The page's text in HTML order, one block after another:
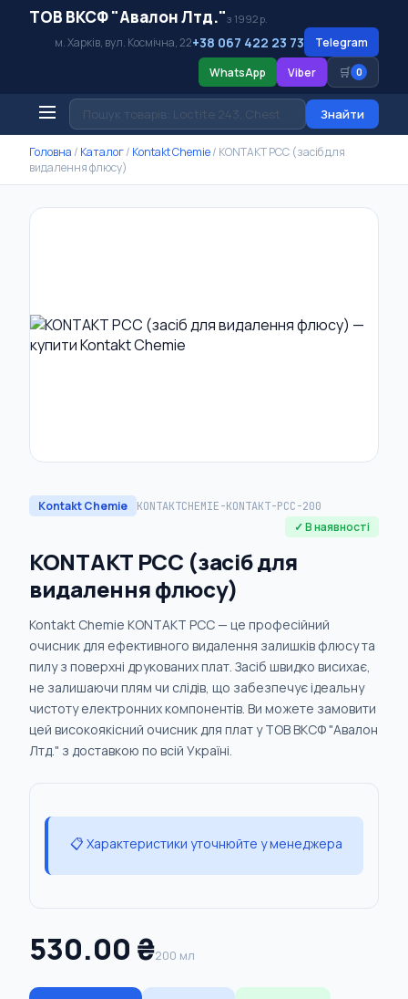
ТОВ ВКСФ "Авалон Лтд."з 1992 р.
м. Харків, вул. Космічна, 22+38 067 422 23 73
Telegram
WhatsApp
Viber 🛒 0
Знайти
Головна / Каталог/ Kontakt Chemie/ KONTAKT PCC (засіб для
видалення флюсу)
Kontakt Chemie KONTAKTCHEMIE-KONTAKT-PCC-200
✓ В наявності
KONTAKT PCC (засіб для
видалення флюсу)
Kontakt Chemie KONTAKT PCC — це професійний
очисник для ефективного видалення залишків флюсу та
пилу з поверхні друкованих плат. Засіб швидко висихає,
не залишаючи плям чи слідів, що забезпечує ідеальну
чистоту електронних компонентів. Ви можете замовити
цей високоякісний очисник для плат у ТОВ ВКСФ "Авалон
Лтд." з доставкою по всій Україні.
📋 Характеристики уточнюйте у менеджера
530.00 ₴200 мл